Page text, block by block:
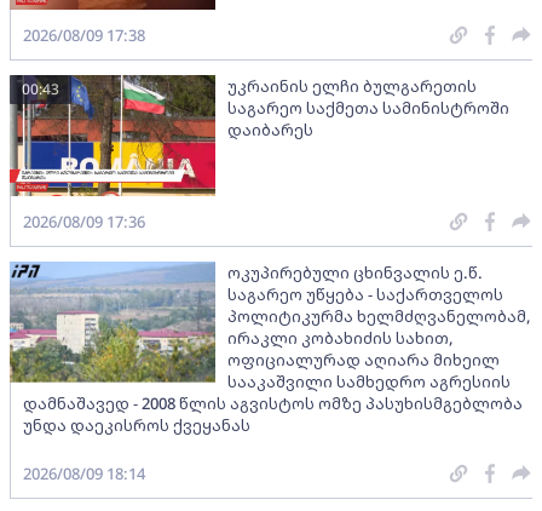
2026/08/09 17:38
უკრაინის ელჩი ბულგარეთის
საგარეო საქმეთა სამინისტროში
დაიბარეს
00:43
2026/08/09 17:36
ოკუპირებული ცხინვალის ე.წ.
საგარეო უწყება - საქართველოს
პოლიტიკურმა ხელმძღვანელობამ,
ირაკლი კობახიძის სახით,
ოფიციალურად აღიარა მიხეილ
სააკაშვილი სამხედრო აგრესიის
დამნაშავედ - 2008 წლის აგვისტოს ომზე პასუხისმგებლობა
უნდა დაეკისროს ქვეყანას
2026/08/09 18:14